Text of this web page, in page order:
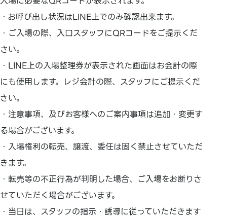
・お呼び出し状況はLINE上でのみ確認出来ます。
・ご入場の際、入口スタッフにQRコードをご提示くだ
さい。
・LINE上の入場整理券が表示された画面はお会計の際
にも使用します。レジ会計の際、スタッフにご提示くだ
さい。
・注意事項、及びお客様へのご案内事項は追加・変更す
る場合がございます。
・入場権利の転売、譲渡、委任は固く禁止させていただ
きます。
・転売等の不正行為が判明した場合、ご入場をお断りさ
せていただく場合がございます。
・当日は、スタッフの指示・誘導に従っていただきます